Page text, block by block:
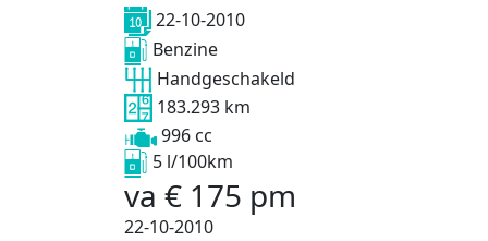
22-10-2010
Benzine
Handgeschakeld
183.293 km
996 cc
5 l/100km
va € 175 pm
22-10-2010